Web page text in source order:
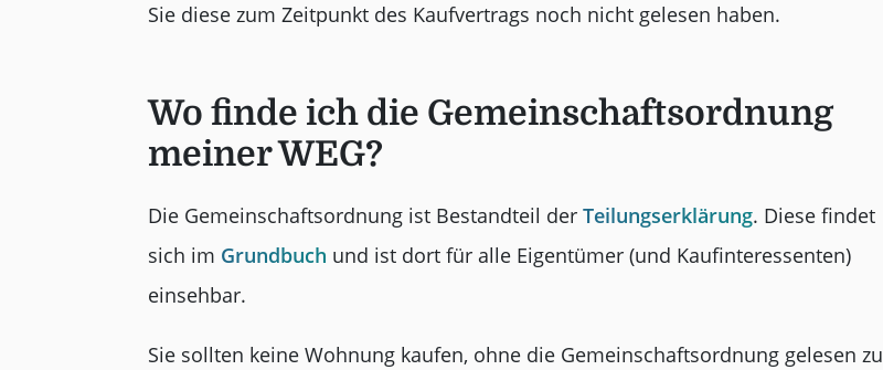
Sie diese zum Zeitpunkt des Kaufvertrags noch nicht gelesen haben.
Wo finde ich die Gemeinschaftsordnung
meiner WEG?
Die Gemeinschaftsordnung ist Bestandteil der Teilungserklärung. Diese findet
sich im Grundbuch und ist dort für alle Eigentümer (und Kaufinteressenten)
einsehbar.
Sie sollten keine Wohnung kaufen, ohne die Gemeinschaftsordnung gelesen zu